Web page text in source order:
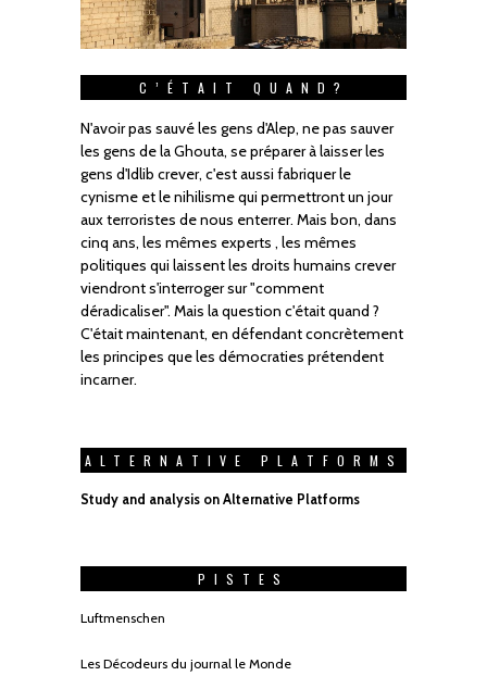
C’ÉTAIT QUAND?
N'avoir pas sauvé les gens d'Alep, ne pas sauver
les gens de la Ghouta, se préparer à laisser les
gens d'Idlib crever, c'est aussi fabriquer le
cynisme et le nihilisme qui permettront un jour
aux terroristes de nous enterrer. Mais bon, dans
cinq ans, les mêmes experts , les mêmes
politiques qui laissent les droits humains crever
viendront s'interroger sur "comment
déradicaliser". Mais la question c'était quand ?
C'était maintenant, en défendant concrètement
les principes que les démocraties prétendent
incarner.
ALTERNATIVE PLATFORMS
Study and analysis on Alternative Platforms
PISTES
Luftmenschen
Les Décodeurs du journal le Monde